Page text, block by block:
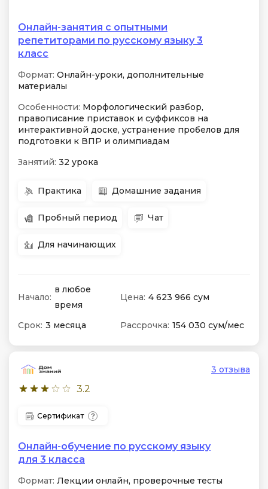
Онлайн-занятия с опытными
репетиторами по русскому языку 3
класс
Формат: Онлайн-уроки, дополнительные
материалы
Особенности: Морфологический разбор,
правописание приставок и суффиксов на
интерактивной доске, устранение пробелов для
подготовки к ВПР и олимпиадам
Занятий: 32 урока
Практика Домашние задания
Пробный период Чат
Для начинающих
Начало:
в любое
время
Цена: 4 623 966 сум
Срок: 3 месяца Рассрочка: 154 030 сум/мес
3.2
3 отзыва
Сертификат
Онлайн-обучение по русскому языку
для 3 класса
Формат: Лекции онлайн, проверочные тесты